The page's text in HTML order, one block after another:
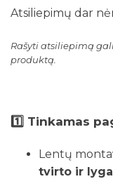
Atsiliepimų dar
Rašyti atsiliepimą
produktą.
1️⃣ Tinkamas
Lentų
tvirto ir